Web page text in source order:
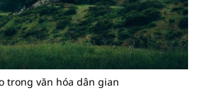
trong văn hóa dân gian